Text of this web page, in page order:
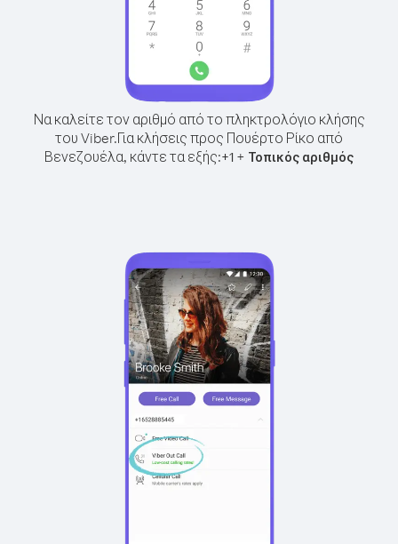
Να καλείτε τον αριθμό από το πληκτρολόγιο κλήσης
του Viber.Για κλήσεις προς Πουέρτο Ρίκο από
Βενεζουέλα, κάντε τα εξής:+1 + Τοπικός αριθμός